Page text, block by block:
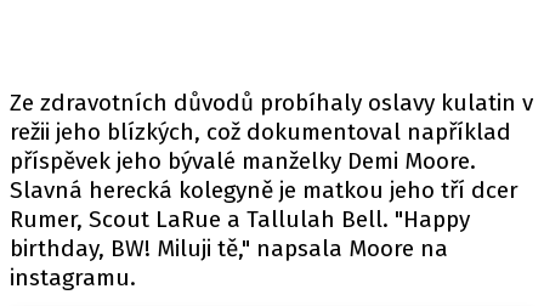
Ze zdravotních důvodů probíhaly oslavy kulatin v
režii jeho blízkých, což dokumentoval například
příspěvek jeho bývalé manželky Demi Moore.
Slavná herecká kolegyně je matkou jeho tří dcer
Rumer, Scout LaRue a Tallulah Bell. "Happy
birthday, BW! Miluji tě," napsala Moore na
instagramu.